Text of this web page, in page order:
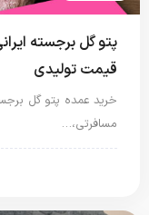
پتو گل برجسته
قیمت تولیدی
خرید عمده پتو گل
مسافرتی،…